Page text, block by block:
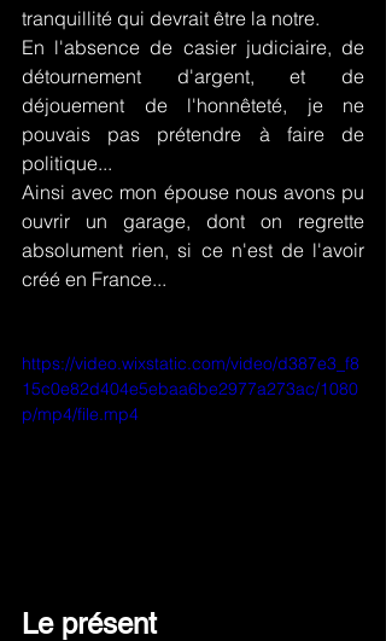
tranquillité qui devrait être la notre.
En l'absence de casier judiciaire, de
détournement d'argent, et de
déjouement de l'honnêteté, je ne
pouvais pas prétendre à faire de
politique...
Ainsi avec mon épouse nous avons pu
ouvrir un garage, dont on regrette
absolument rien, si ce n'est de l'avoir
créé en France...
https://video.wixstatic.com/video/d387e3_f8
15c0e82d404e5ebaa6be2977a273ac/1080
p/mp4/file.mp4
Le présent